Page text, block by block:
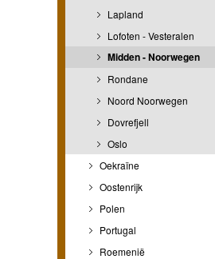
Lapland
Lofoten - Vesteralen
Midden - Noorwegen
Rondane
Noord Noorwegen
Dovrefjell
Oslo
Oekraïne
Oostenrijk
Polen
Portugal
Roemenië